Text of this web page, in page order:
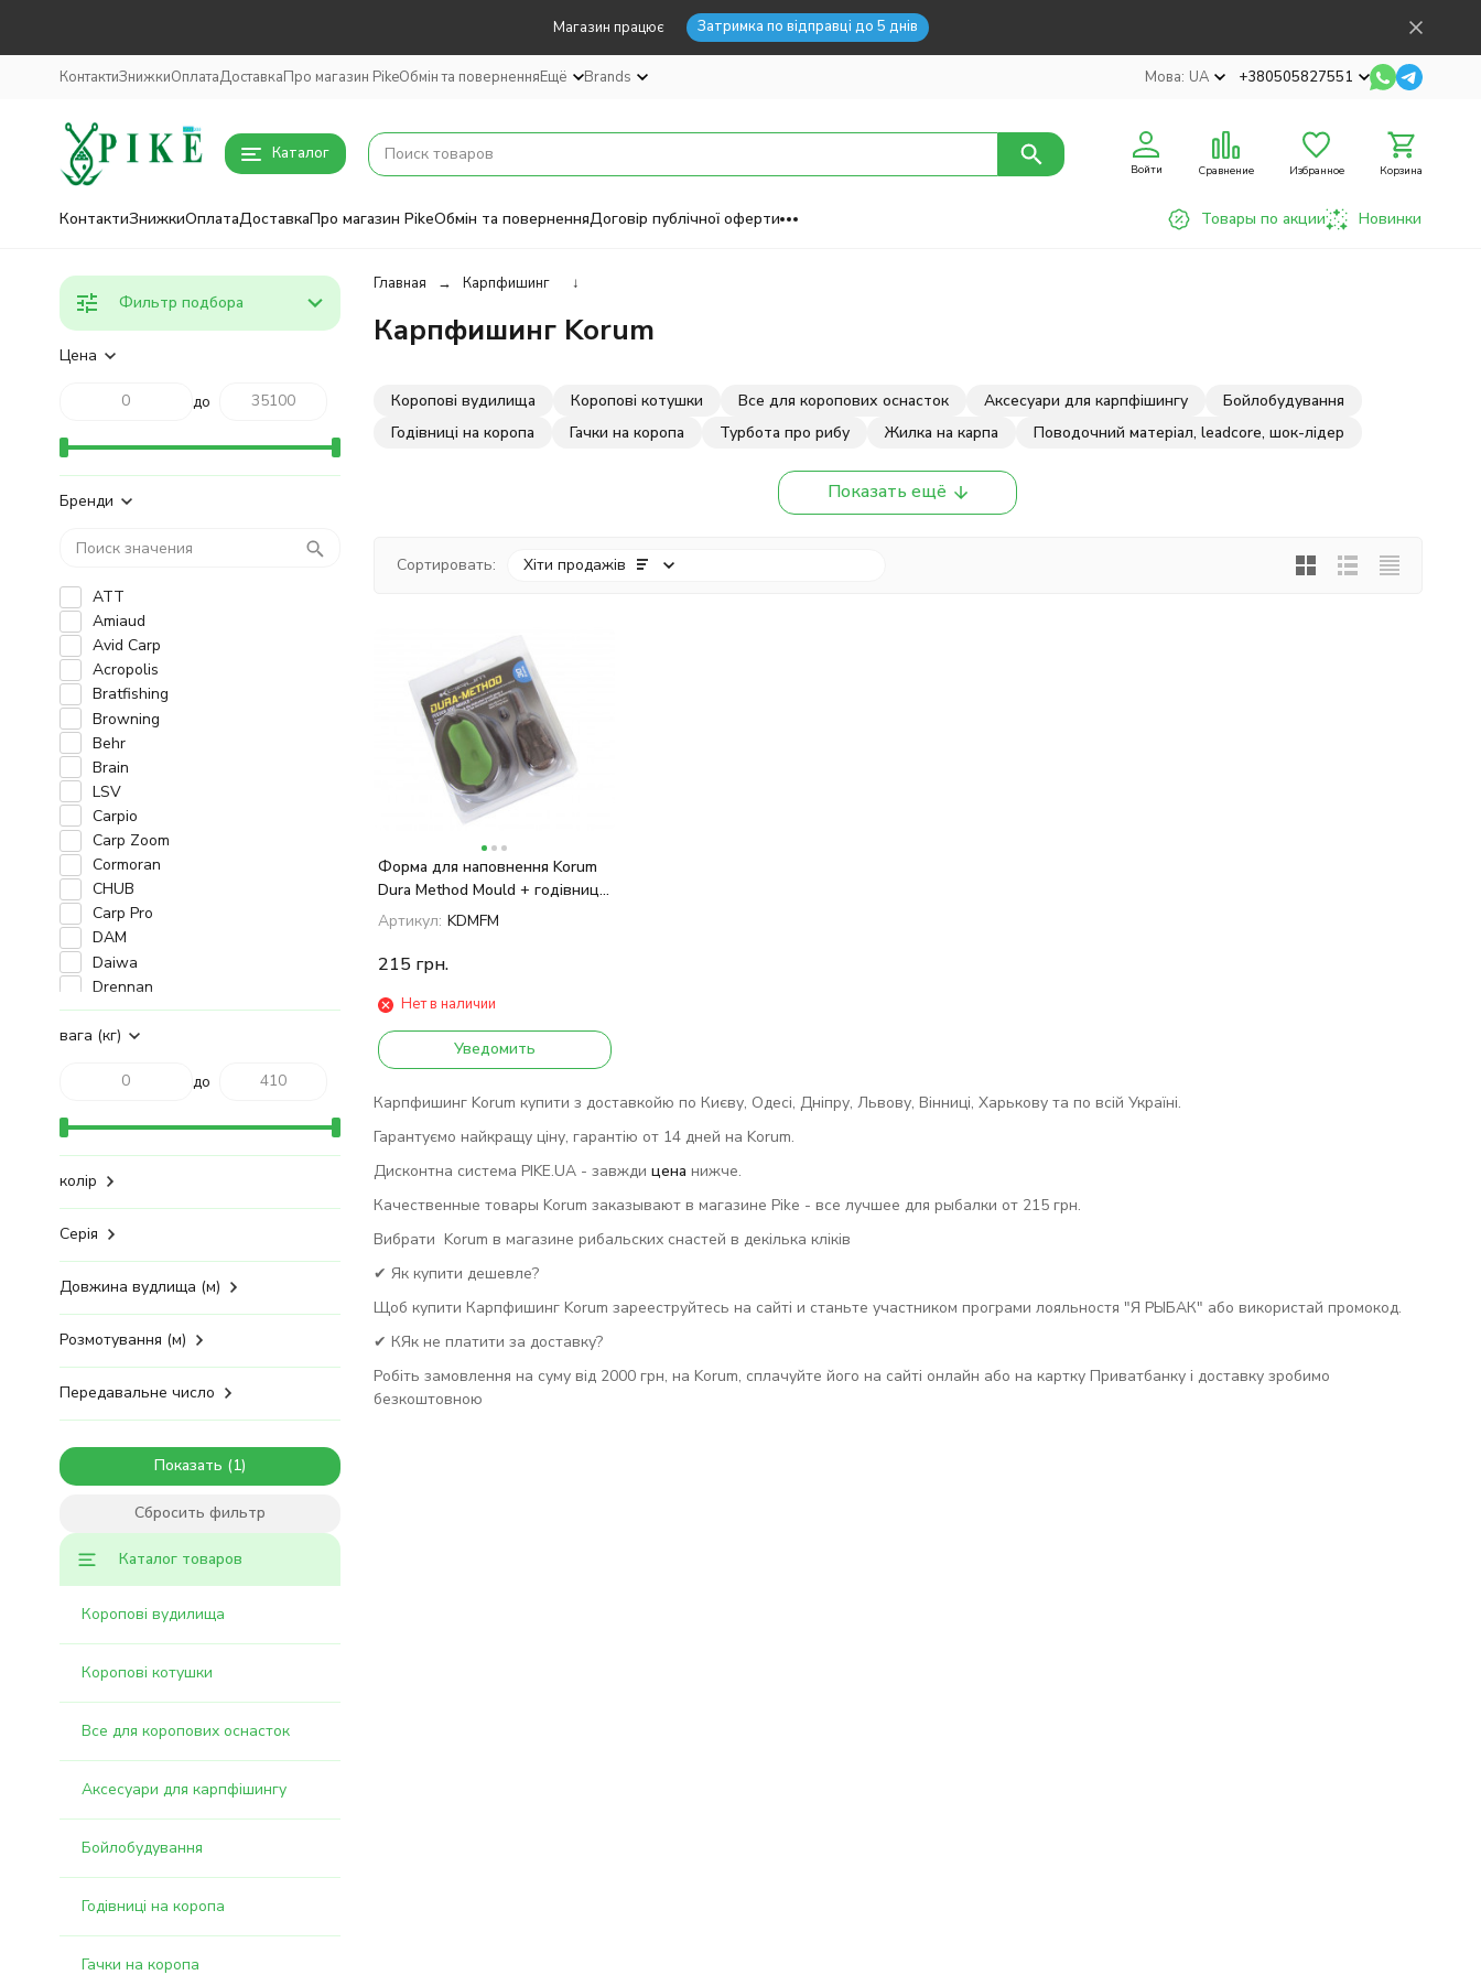
Магазин працює Затримка по відправці до 5 днів
КонтактиЗнижкиОплатаДоставкаПро магазин PikeОбмін та поверненняЕщё Brands Мова: UA +380505827551
Каталог
Войти Сравнение Избранное Корзина
КонтактиЗнижкиОплатаДоставкаПро магазин PikeОбмін та поверненняДоговір публічної оферти Товары по акции Новинки
Главная Карпфишинг ↓
Карпфишинг Korum
Коропові вудилища Коропові котушки Все для коропових оснасток Аксесуари для карпфішингу
Бойлобудування
Годівниці на коропа
Гачки на коропа Турбота про рибу Жилка на карпа Поводочний матеріал, leadcore, шок-лідер
Показать ещё
Сортировать: Хіти продажів
Форма для наповнення Korum
Dura Method Mould + годівниця
30g
Артикул: KDMFM
215 грн.
Нет в наличии
Уведомить
Карпфишинг Korum купити з доставкойю по Києву, Одесі, Дніпру, Львову, Вінниці, Харькову та по всій Україні.
Гарантуємо найкращу ціну, гарантію от 14 дней на Korum.
Дисконтна система PIKE.UA - завжди цена нижче.
Качественные товары Korum заказывают в магазине Pike - все лучшее для рыбалки от 215 грн.
Вибрати Korum в магазине рибальских снастей в декілька кліків
✔ Як купити дешевле?
Щоб купити Карпфишинг Korum зарееструйтесь на сайті и станьте участником програми лояльностя "Я РЫБАК" або використай промокод.
✔ КЯк не платити за доставку?
Робіть замовлення на суму від 2000 грн, на Korum, сплачуйте його на сайті онлайн або на картку Приватбанку і доставку зробимо
безкоштовною
Фильтр подбора
Цена
до
Бренди
ATT
Amiaud
Avid Carp
Acropolis
Bratfishing
Browning
Behr
Brain
LSV
Carpio
Carp Zoom
Cormoran
CHUB
Carp Pro
DAM
Daiwa
Drennan
Flagman
Forrest
Gardner
Carp Expert
Climax
Iron Fish
JRC
Lineaeffe
Gamakatsu
Energofish
Fishing Roi
Korda
Mad Carp
Spomb
Ranger
Preston
Select
ESP
Yajia
Quantum
Zebco
Карпела
Orange
World4Carp
Condor
Robinson
Novator
вага (кг)
до
колір
Серія
Довжина вудлища (м)
Розмотування (м)
Передавальне число
Показать
Сбросить фильтр
Каталог товаров
Коропові вудилища
Коропові котушки
Все для коропових оснасток
Аксесуари для карпфішингу
Бойлобудування
Годівниці на коропа
Гачки на коропа